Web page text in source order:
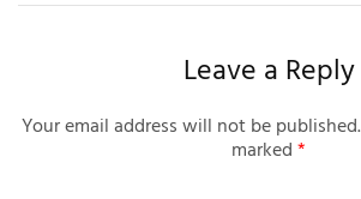
Leave a Reply
Your email address will not be published.
marked*